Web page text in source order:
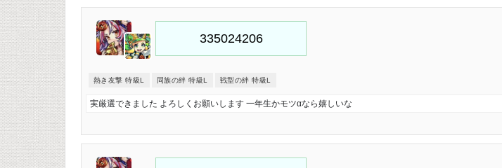
熱き友撃 特級L 同族の絆 特級L 戦型の絆 特級L
実厳選できました よろしくお願いします 一年生かモツαなら嬉しいな